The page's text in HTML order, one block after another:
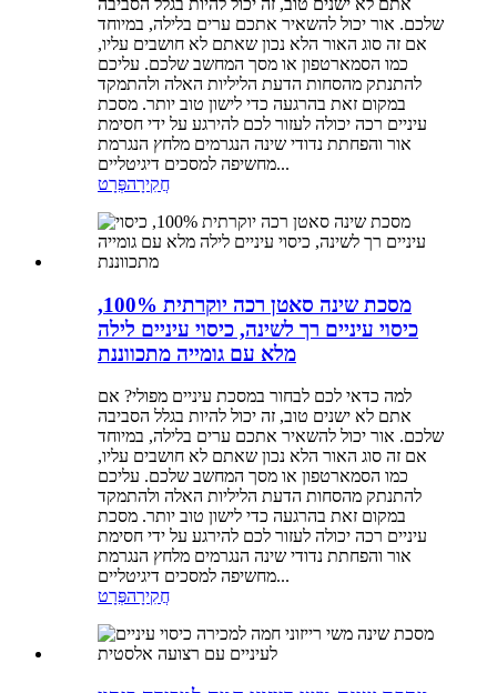
שלכם. אור יכול להשאיר אתכם ערים בלילה, במיוחד
אם זה סוג האור הלא נכון שאתם לא חושבים עליו,
כמו הסמארטפון או מסך המחשב שלכם. עליכם
להתנתק מהסחות הדעת הליליות האלה ולהתמקד
במקום זאת בהרגעה כדי לישון טוב יותר. מסכת
עיניים רכה יכולה לעזור לכם להירגע על ידי חסימת
אור והפחתת נדודי שינה הנגרמים מלחץ הנגרמת
מחשיפה למסכים דיגיטליים...
חֲקִירָהפְּרָט
מסכת שינה סאטן רכה יוקרתית 100%,
כיסוי עיניים רך לשינה, כיסוי עיניים לילה
מלא עם גומייה מתכווננת
למה כדאי לכם לבחור במסכת עיניים מפולי? אם
אתם לא ישנים טוב, זה יכול להיות בגלל הסביבה
שלכם. אור יכול להשאיר אתכם ערים בלילה, במיוחד
אם זה סוג האור הלא נכון שאתם לא חושבים עליו,
כמו הסמארטפון או מסך המחשב שלכם. עליכם
להתנתק מהסחות הדעת הליליות האלה ולהתמקד
במקום זאת בהרגעה כדי לישון טוב יותר. מסכת
עיניים רכה יכולה לעזור לכם להירגע על ידי חסימת
אור והפחתת נדודי שינה הנגרמים מלחץ הנגרמת
מחשיפה למסכים דיגיטליים...
חֲקִירָהפְּרָט